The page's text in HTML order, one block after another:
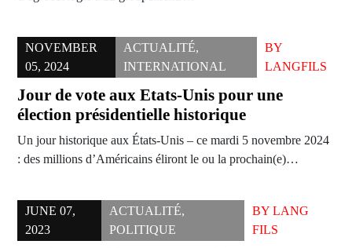
NOVEMBER
05, 2024
ACTUALITÉ,
INTERNATIONAL
BY
LANGFILS
Jour de vote aux Etats-Unis pour une
élection présidentielle historique
Un jour historique aux États-Unis – ce mardi 5 novembre 2024
: des millions d’Américains éliront le ou la prochain(e)…
JUNE 07,
2023
ACTUALITÉ,
POLITIQUE
BY LANG
FILS